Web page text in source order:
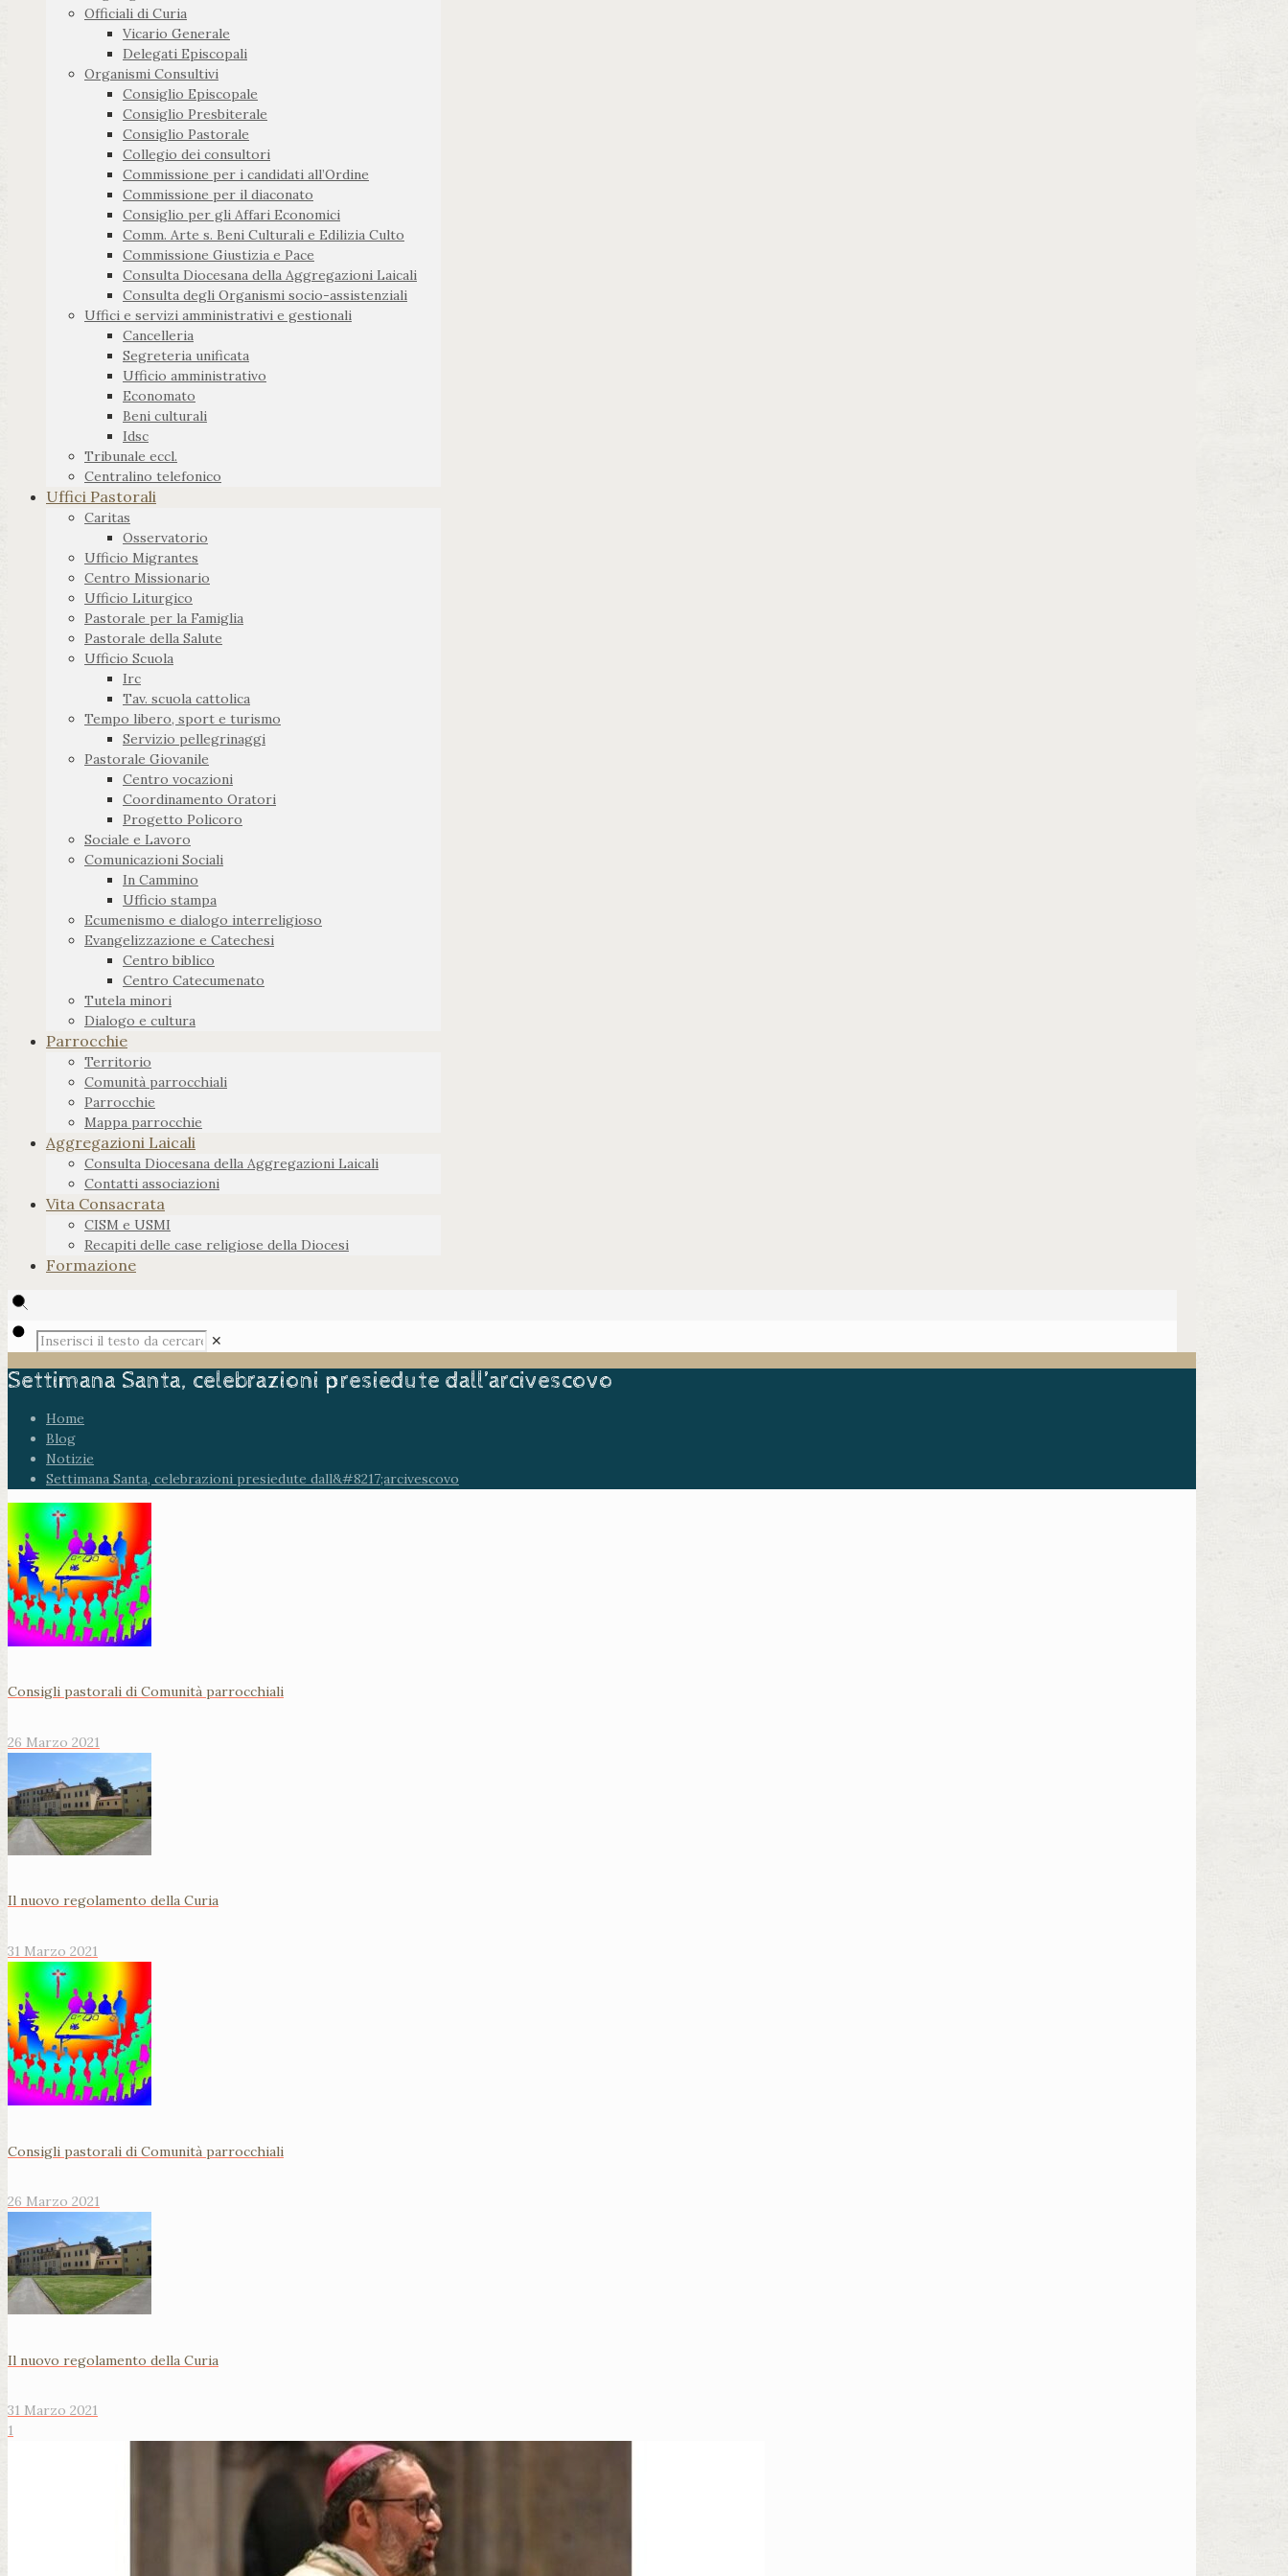
Officiali di Curia
Vicario Generale
Delegati Episcopali
Organismi Consultivi
Consiglio Episcopale
Consiglio Presbiterale
Consiglio Pastorale
Collegio dei consultori
Commissione per i candidati all’Ordine
Commissione per il diaconato
Consiglio per gli Affari Economici
Comm. Arte s. Beni Culturali e Edilizia Culto
Commissione Giustizia e Pace
Consulta Diocesana della Aggregazioni Laicali
Consulta degli Organismi socio-assistenziali
Uffici e servizi amministrativi e gestionali
Cancelleria
Segreteria unificata
Ufficio amministrativo
Economato
Beni culturali
Idsc
Tribunale eccl.
Centralino telefonico
Uffici Pastorali
Caritas
Osservatorio
Ufficio Migrantes
Centro Missionario
Ufficio Liturgico
Pastorale per la Famiglia
Pastorale della Salute
Ufficio Scuola
Irc
Tav. scuola cattolica
Tempo libero, sport e turismo
Servizio pellegrinaggi
Pastorale Giovanile
Centro vocazioni
Coordinamento Oratori
Progetto Policoro
Sociale e Lavoro
Comunicazioni Sociali
In Cammino
Ufficio stampa
Ecumenismo e dialogo interreligioso
Evangelizzazione e Catechesi
Centro biblico
Centro Catecumenato
Tutela minori
Dialogo e cultura
Parrocchie
Territorio
Comunità parrocchiali
Parrocchie
Mappa parrocchie
Aggregazioni Laicali
Consulta Diocesana della Aggregazioni Laicali
Contatti associazioni
Vita Consacrata
CISM e USMI
Recapiti delle case religiose della Diocesi
Formazione
✕
Settimana Santa, celebrazioni presiedute dall’arcivescovo
Home
Blog
Notizie
Settimana Santa, celebrazioni presiedute dall&#8217;arcivescovo
Consigli pastorali di Comunità parrocchiali
26 Marzo 2021
Il nuovo regolamento della Curia
31 Marzo 2021
Consigli pastorali di Comunità parrocchiali
26 Marzo 2021
Il nuovo regolamento della Curia
31 Marzo 2021
1